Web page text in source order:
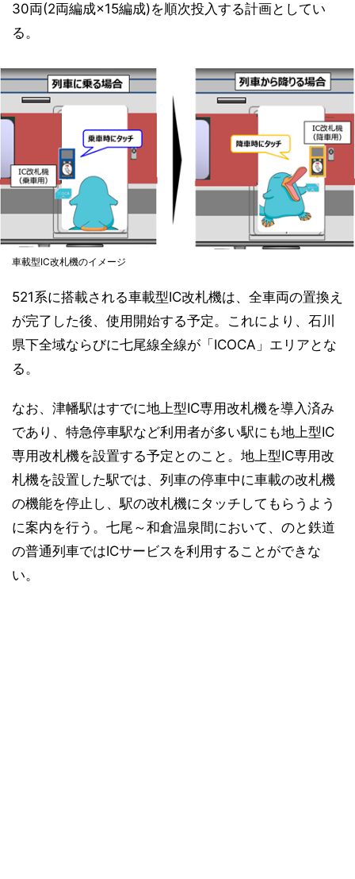
30両(2両編成×15編成)を順次投入する計画としてい
る。
車載型IC改札機のイメージ
521系に搭載される車載型IC改札機は、全車両の置換え
が完了した後、使用開始する予定。これにより、石川
県下全域ならびに七尾線全線が「ICOCA」エリアとな
る。
なお、津幡駅はすでに地上型IC専用改札機を導入済み
であり、特急停車駅など利用者が多い駅にも地上型IC
専用改札機を設置する予定とのこと。地上型IC専用改
札機を設置した駅では、列車の停車中に車載の改札機
の機能を停止し、駅の改札機にタッチしてもらうよう
に案内を行う。七尾～和倉温泉間において、のと鉄道
の普通列車ではICサービスを利用することができな
い。